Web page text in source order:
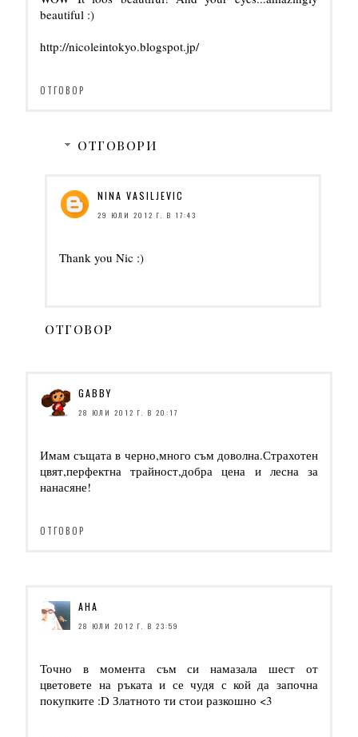
beautiful :)
http://nicoleintokyo.blogspot.jp/
ОТГОВОР
ОТГОВОРИ
NINA VASILJEVIC
29 ЮЛИ 2012 Г. В 17:43
Thank you Nic :)
ОТГОВОР
GABBY
28 ЮЛИ 2012 Г. В 20:17
Имам същата в черно,много съм доволна.Страхотен
цвят,перфектна трайност,добра цена и лесна за
нанасяне!
ОТГОВОР
АНА
28 ЮЛИ 2012 Г. В 23:59
Точно в момента съм си намазала шест от
цветовете на ръката и се чудя с кой да започна
покупките :D Златното ти стои разкошно <3